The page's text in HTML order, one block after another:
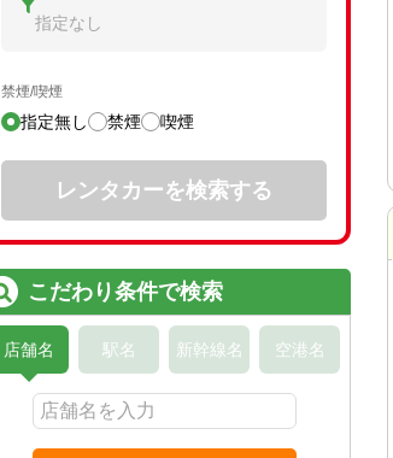
指定なし
禁煙/喫煙
指定無し 禁煙 喫煙
レンタカーを検索する
こだわり条件で検索
店舗名 駅名 新幹線名 空港名